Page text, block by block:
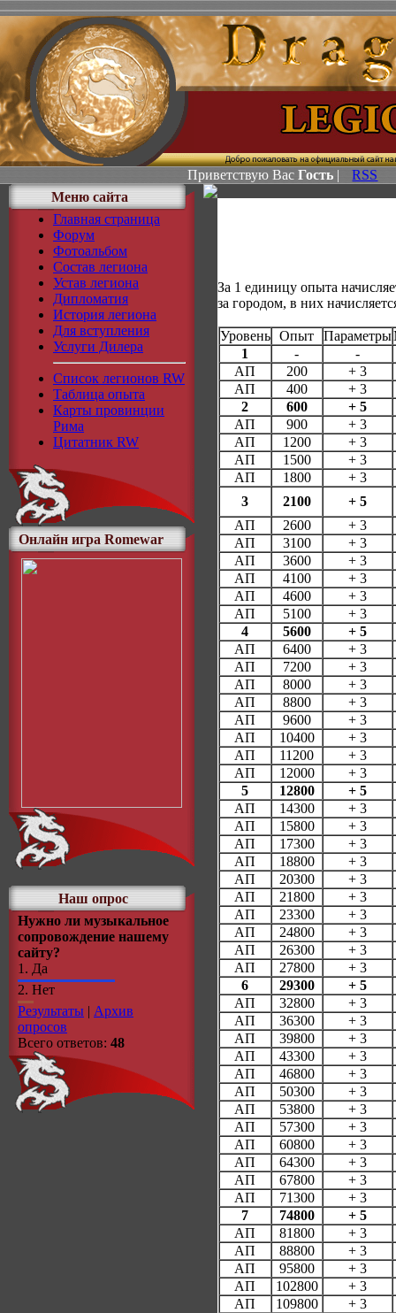
Приветствую ВасГость |
RSS
Меню сайта
Главная страница
Форум
Фотоальбом
Состав легиона
Устав легиона
Дипломатия
История легиона
Для вступления
Услуги Дилера
Список легионов RW
Таблица опыта
Карты провинции
Рима
Цитатник RW
Онлайн игра Romewar
Наш опрос
Нужно ли музыкальное
сопровождение нашему
сайту?
1. Да
2. Нет
Результаты | Архив
опросов
Всего ответов: 48
За 1 единицу опыта
за городом, в них
Уровень Опыт Параметры
1
-
-
АП
200
+ 3
АП
400
+ 3
2
600
+ 5
АП
900
+ 3
АП
1200
+ 3
АП
1500
+ 3
АП
1800
+ 3
3
2100
+ 5
АП
2600
+ 3
АП
3100
+ 3
АП
3600
+ 3
АП
4100
+ 3
АП
4600
+ 3
АП
5100
+ 3
4
5600
+ 5
АП
6400
+ 3
АП
7200
+ 3
АП
8000
+ 3
АП
8800
+ 3
АП
9600
+ 3
АП
10400
+ 3
АП
11200
+ 3
АП
12000
+ 3
5
12800
+ 5
АП
14300
+ 3
АП
15800
+ 3
АП
17300
+ 3
АП
18800
+ 3
АП
20300
+ 3
АП
21800
+ 3
АП
23300
+ 3
АП
24800
+ 3
АП
26300
+ 3
АП
27800
+ 3
6
29300
+ 5
АП
32800
+ 3
АП
36300
+ 3
АП
39800
+ 3
АП
43300
+ 3
АП
46800
+ 3
АП
50300
+ 3
АП
53800
+ 3
АП
57300
+ 3
АП
60800
+ 3
АП
64300
+ 3
АП
67800
+ 3
АП
71300
+ 3
7
74800
+ 5
АП
81800
+ 3
АП
88800
+ 3
АП
95800
+ 3
АП
102800
+ 3
АП
109800
+ 3